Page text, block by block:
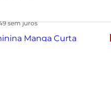
sem juros